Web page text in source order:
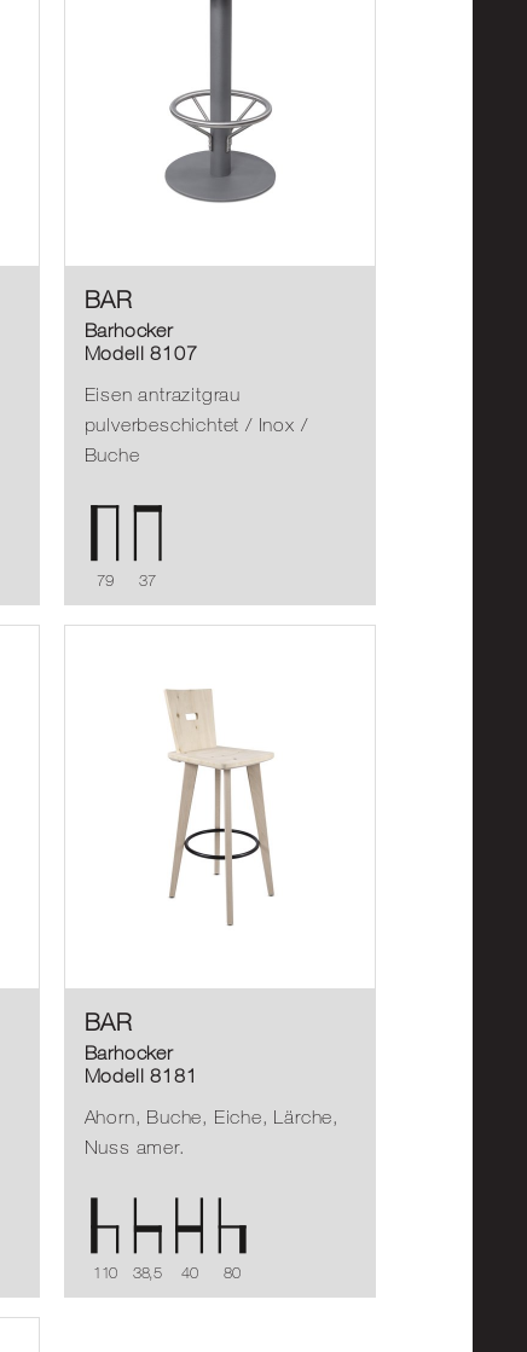
BAR
Barhocker
Modell 8107
Eisen antrazitgrau
pulverbeschichtet / Inox /
Buche
79 37
BAR
Barhocker
Modell 8181
Ahorn, Buche, Eiche, Lärche,
Nuss amer.
110 38,5 40 80